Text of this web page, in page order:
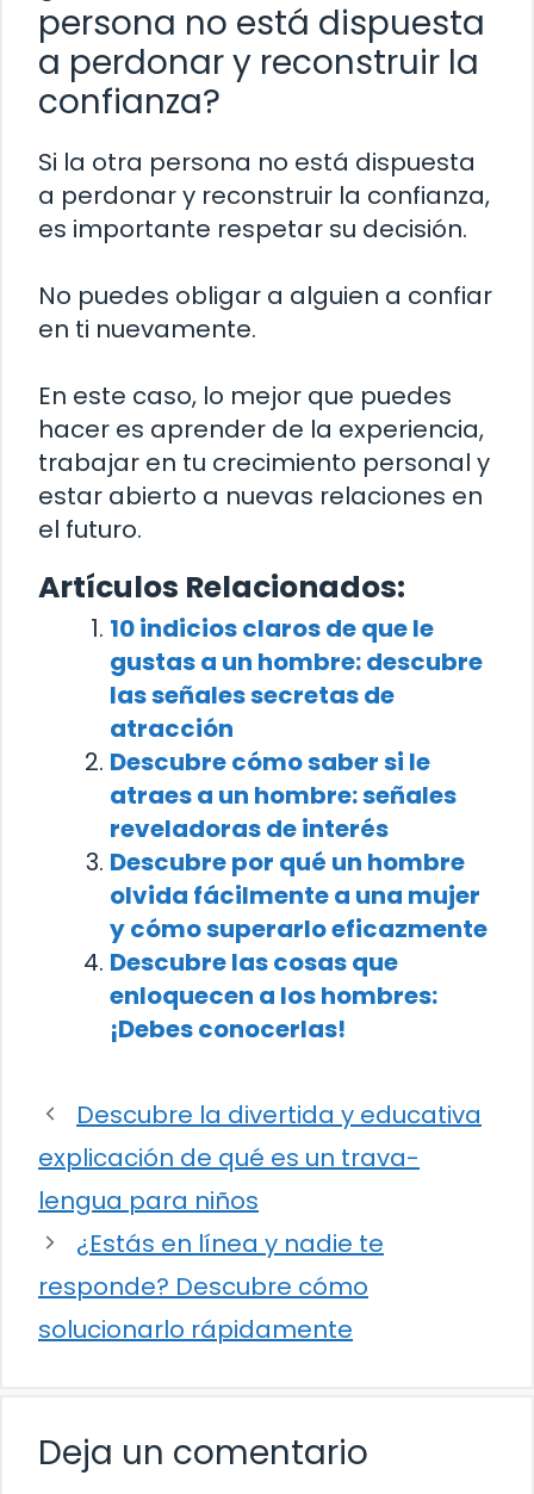
persona no está dispuesta
a perdonar y reconstruir la
confianza?
Si la otra persona no está dispuesta
a perdonar y reconstruir la confianza,
es importante respetar su decisión.
No puedes obligar a alguien a confiar
en ti nuevamente.
En este caso, lo mejor que puedes
hacer es aprender de la experiencia,
trabajar en tu crecimiento personal y
estar abierto a nuevas relaciones en
el futuro.
Artículos Relacionados:
10 indicios claros de que le
gustas a un hombre: descubre
las señales secretas de
atracción
Descubre cómo saber si le
atraes a un hombre: señales
reveladoras de interés
Descubre por qué un hombre
olvida fácilmente a una mujer
y cómo superarlo eficazmente
Descubre las cosas que
enloquecen a los hombres:
¡Debes conocerlas!
Descubre la divertida y educativa
explicación de qué es un trava-
lengua para niños
¿Estás en línea y nadie te
responde? Descubre cómo
solucionarlo rápidamente
Deja un comentario